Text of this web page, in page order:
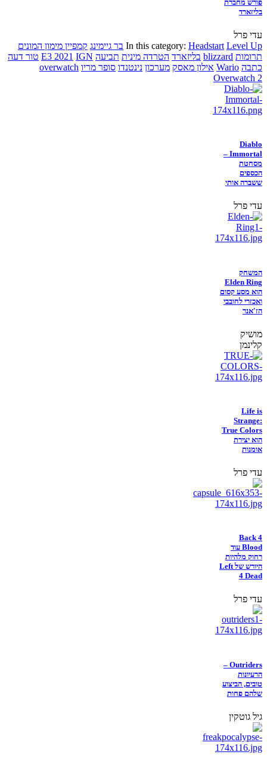
פורש מחברת
בליזארד
עדי פרל
In this category: Headstart Level Up בר גיימינג קמפיין מימון המונים
תרומות blizzard בליזארד הטרדה מינית תביעה E3 2021 IGN
טור דעה
כתבה Wario אילון מאסק מערכון נינטנדו סופר מריו overwatch
Overwatch 2
Diablo
Immortal –
מסחטת
הכספים
ששברה אותי
עדי פרל
המשחק
Elden Ring
הוא מסע קסום
ואכזרי לחובבי
הז'אנר
מושיק
קלינמן
Life is
Strange:
True Colors
הוא יצירת
אומנות
עדי פרל
Back 4
Blood עוד
רחוק מלהיות
היורש של Left
4 Dead
עדי פרל
Outriders –
הרעיונות
טובים, הביצוע
שלהם פחות
גיל גוטקין